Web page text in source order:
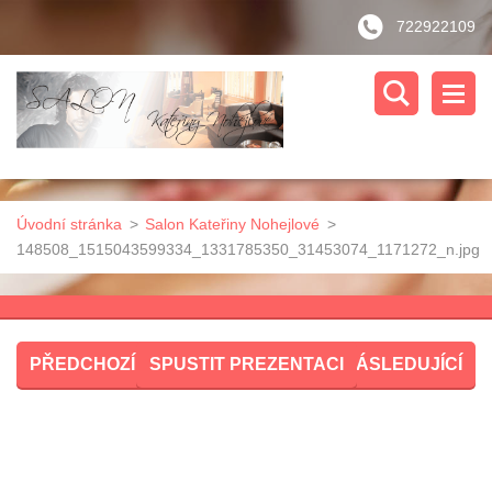
722922109
Úvodní stránka > Salon Kateřiny Nohejlové >
148508_1515043599334_1331785350_31453074_1171272_n.jpg
PŘEDCHOZÍ SPUSTIT PREZENTACI NÁSLEDUJÍCÍ